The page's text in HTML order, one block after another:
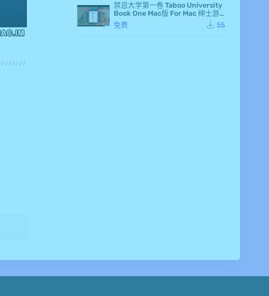
侠
传
七
禁忌大学第一卷 Taboo University
Book One Mac版 For Mac 绅士游
戏 Mac游戏
免费 55